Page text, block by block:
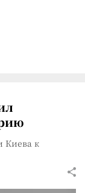
Киева к